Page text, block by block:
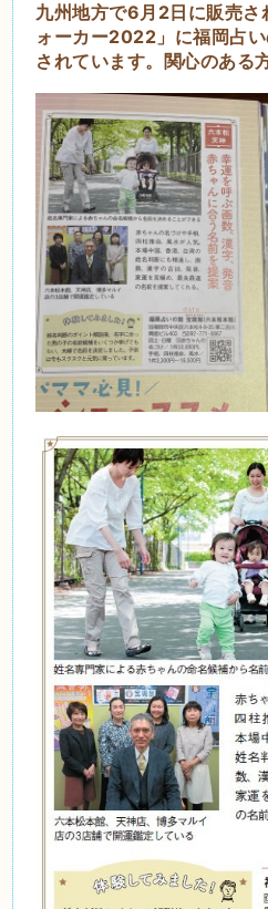
九州地方で6月2日に販売さ
ォーカー2022」に福岡占
されています。関心のある